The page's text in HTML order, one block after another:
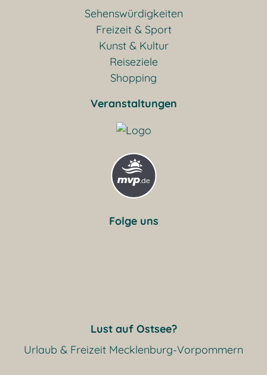
Sehenswürdigkeiten
Freizeit & Sport
Kunst & Kultur
Reiseziele
Shopping
Veranstaltungen
Folge uns
Lust auf Ostsee?
Urlaub & Freizeit Mecklenburg-Vorpommern